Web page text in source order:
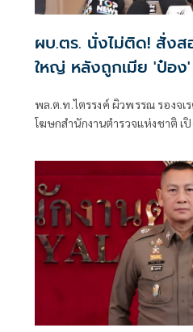
ผบ.ตร. นั่งไม่ติด! สั่งส
ใหญ่ หลังถูกเมีย 'ป๋อง'
พล.ต.ท.ไตรรงค์ ผิวพรรณ รองจเ
โฆษกสำนักงานตำรวจแห่งชาติ เ
สอบข้อเท็จกรณีมีการกล่าวอ้างว่